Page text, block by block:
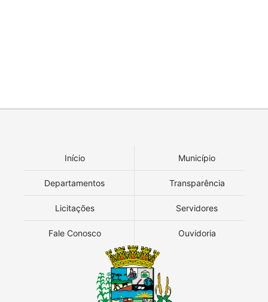
Início Município
Departamentos Transparência
Licitações Servidores
Fale Conosco Ouvidoria